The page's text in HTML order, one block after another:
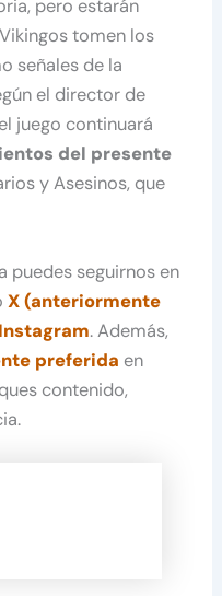
pero estarán
tomen los
señales de la
el director de
juego continuará
del presente
y Asesinos, que
puedes seguirnos en
X (anteriormente
Instagram. Además,
preferida en
contenido,